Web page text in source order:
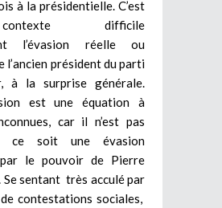
à la présidentielle. C’est
contexte difficile
l’évasion réelle ou
l’ancien président du parti
à la surprise générale.
est une équation à
car il n’est pas
ce soit une évasion
le pouvoir de Pierre
Se sentant très acculé par
contestations sociales,